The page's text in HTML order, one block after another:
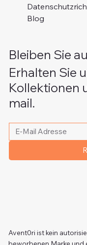
Blog
Bleiben Sie
Erhalten Sie
Kollektionen
mail.
Avent0ri ist kein